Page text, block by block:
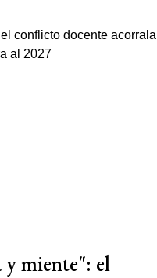
miente": el